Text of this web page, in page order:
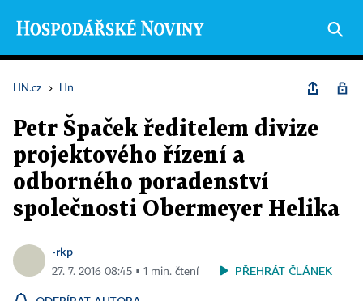
HN.cz › Hn
Petr Špaček ředitelem divize
projektového řízení a
odborného poradenství
společnosti Obermeyer Helika
-rkp
27. 7. 2016 08:45 ▪ 1 min. čtení PŘEHRÁT ČLÁNEK